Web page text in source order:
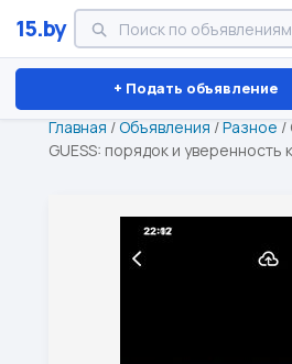
15.by
+ Подать объявление
Минск Витебск Брест
Главная /Объявления /Разное /
GUESS: порядок и уверенность